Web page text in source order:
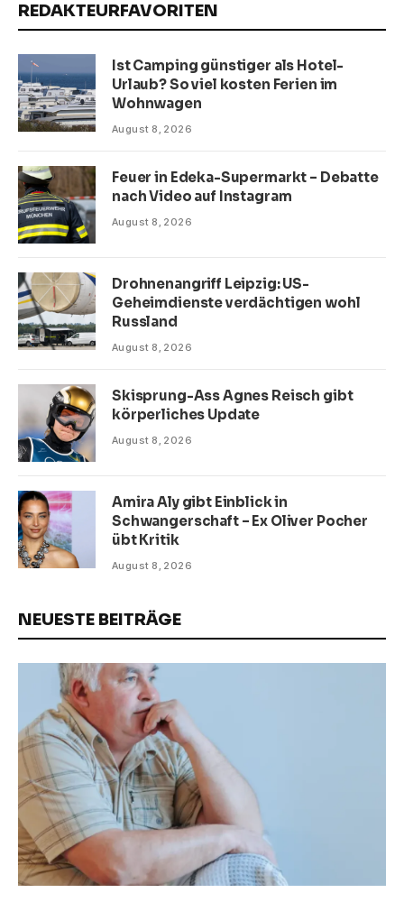
REDAKTEURFAVORITEN
Ist Camping günstiger als Hotel-
Urlaub? So viel kosten Ferien im
Wohnwagen
August 8, 2026
Feuer in Edeka-Supermarkt – Debatte
nach Video auf Instagram
August 8, 2026
Drohnenangriff Leipzig: US-
Geheimdienste verdächtigen wohl
Russland
August 8, 2026
Skisprung-Ass Agnes Reisch gibt
körperliches Update
August 8, 2026
Amira Aly gibt Einblick in
Schwangerschaft – Ex Oliver Pocher
übt Kritik
August 8, 2026
NEUESTE BEITRÄGE